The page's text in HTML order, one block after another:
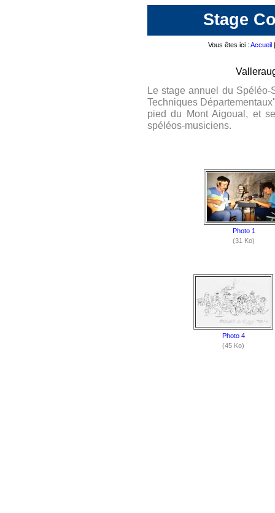
Stage
Vous êtes ici : Accueil
Le stage annuel du
Techniques
pied du Mont Aigoual, et
spéléos-musiciens.
Photo 1
(31 Ko)
Photo 4
(45 Ko)